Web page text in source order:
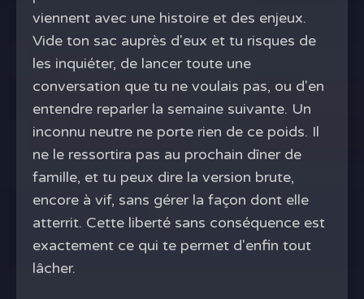
viennent avec une histoire et des enjeux.
Vide ton sac auprès d'eux et tu risques de
les inquiéter, de lancer toute une
conversation que tu ne voulais pas, ou d'en
entendre reparler la semaine suivante. Un
inconnu neutre ne porte rien de ce poids. Il
ne le ressortira pas au prochain dîner de
famille, et tu peux dire la version brute,
encore à vif, sans gérer la façon dont elle
atterrit. Cette liberté sans conséquence est
exactement ce qui te permet d'enfin tout
lâcher.